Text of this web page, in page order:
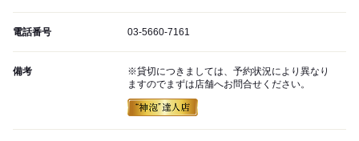
電話番号 03-5660-7161
備考
※貸切につきましては、予約状況により異なり
ますのでまずは店舗へお問合せください。